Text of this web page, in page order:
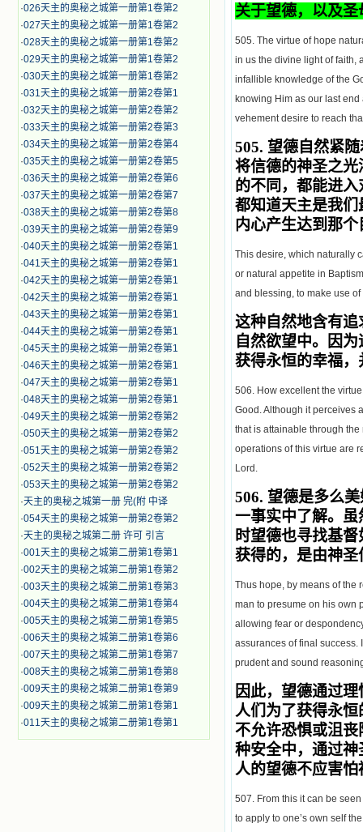
·026天主的奥秘之城第一册第1卷第2
·027天主的奥秘之城第一册第1卷第2
·028天主的奥秘之城第一册第1卷第2
·029天主的奥秘之城第一册第1卷第2
·030天主的奥秘之城第一册第1卷第2
·031天主的奥秘之城第一册第2卷第1
·032天主的奥秘之城第一册第2卷第2
·033天主的奥秘之城第一册第2卷第3
·034天主的奥秘之城第一册第2卷第4
·035天主的奥秘之城第一册第2卷第5
·036天主的奥秘之城第一册第2卷第6
·037天主的奥秘之城第一册第2卷第7
·038天主的奥秘之城第一册第2卷第8
·039天主的奥秘之城第一册第2卷第9
·040天主的奥秘之城第一册第2卷第1
·041天主的奥秘之城第一册第2卷第1
·042天主的奥秘之城第一册第2卷第1
·042天主的奥秘之城第一册第2卷第1
·043天主的奥秘之城第一册第2卷第1
·044天主的奥秘之城第一册第2卷第1
·045天主的奥秘之城第一册第2卷第1
·046天主的奥秘之城第一册第2卷第1
·047天主的奥秘之城第一册第2卷第1
·048天主的奥秘之城第一册第2卷第1
·049天主的奥秘之城第一册第2卷第2
·050天主的奥秘之城第一册第2卷第2
·051天主的奥秘之城第一册第2卷第2
·052天主的奥秘之城第一册第2卷第2
·053天主的奥秘之城第一册第2卷第2
·天主的奥秘之城第一册 完(附 中译
·054天主的奥秘之城第一册第2卷第2
·天主的奥秘之城第二册 许可 引言
·001天主的奥秘之城第二册第1卷第1
·002天主的奥秘之城第二册第1卷第2
·003天主的奥秘之城第二册第1卷第3
·004天主的奥秘之城第二册第1卷第4
·005天主的奥秘之城第二册第1卷第5
·006天主的奥秘之城第二册第1卷第6
·007天主的奥秘之城第二册第1卷第7
·008天主的奥秘之城第二册第1卷第8
·009天主的奥秘之城第二册第1卷第9
·009天主的奥秘之城第二册第1卷第1
·011天主的奥秘之城第二册第1卷第1
关于望德，以及圣
505. The virtue of hope
in us the divine light of faith,
infallible knowledge of the
knowing Him as our last
vehement desire to reach
505. 望德自然紧
将信德的神圣之
的不同，都能进
都知道天主是我
内心产生达到那
This desire, which naturally
or natural appetite in
and blessing, to make use
这种自然地含有
自然欲望中。因
获得永恒的幸福
506. How excellent the
Good. Although it perceives
that is attainable through
operations of this virtue are
Lord.
506. 望德是多么
一事实中了解。
时望德也寻找基
获得的，是由神
Thus hope, by means of the
man to presume on his own
allowing fear or
assurances of final success.
prudent and sound
因此，望德通过
人们为了获得永
不允许恐惧或沮
种安全中，通过
人的望德不应害
507. From this it can be
to apply to one’s own self